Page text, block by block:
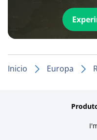
Inicio Europa